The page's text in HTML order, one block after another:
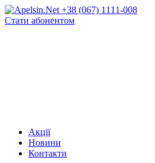
+38 (067) 1111-008
Стати абонентом
Акції
Новини
Контакти